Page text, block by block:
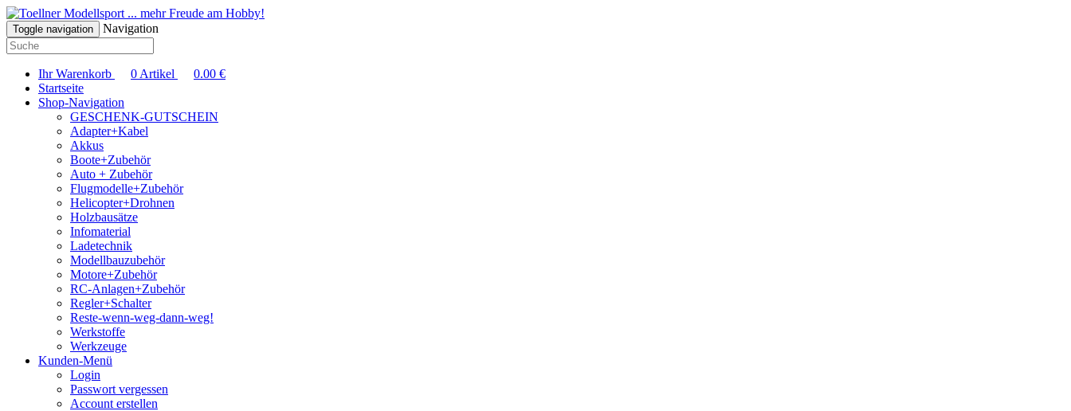
... mehr Freude am Hobby!
Toggle navigation Navigation
Ihr Warenkorb 0 Artikel 0.00 €
Startseite
Shop-Navigation
GESCHENK-GUTSCHEIN
Adapter+Kabel
Akkus
Boote+Zubehör
Auto + Zubehör
Flugmodelle+Zubehör
Helicopter+Drohnen
Holzbausätze
Infomaterial
Ladetechnik
Modellbauzubehör
Motore+Zubehör
RC-Anlagen+Zubehör
Regler+Schalter
Reste-wenn-weg-dann-weg!
Werkstoffe
Werkzeuge
Kunden-Menü
Login
Passwort vergessen
Account erstellen